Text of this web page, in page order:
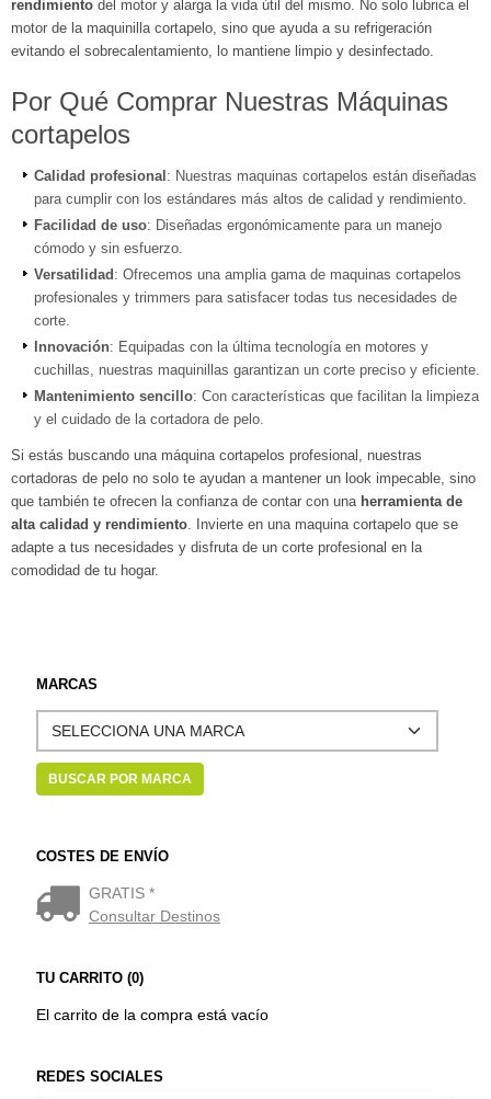
MARCAS
COSTES DE ENVÍO
GRATIS *
Consultar Destinos
TU CARRITO (0)
El carrito de la compra está vacío
REDES SOCIALES
rendimiento del motor y alarga la vida útil del mismo. No solo lubrica el
motor de la maquinilla cortapelo, sino que ayuda a su refrigeración
evitando el sobrecalentamiento, lo mantiene limpio y desinfectado.
Por Qué Comprar Nuestras Máquinas
cortapelos
Calidad profesional : Nuestras maquinas cortapelos están diseñadas
para cumplir con los estándares más altos de calidad y rendimiento.
Facilidad de uso: Diseñadas ergonómicamente para un manejo
cómodo y sin esfuerzo.
Versatilidad : Ofrecemos una amplia gama de maquinas cortapelos
profesionales y trimmers para satisfacer todas tus necesidades de
corte.
Innovación: Equipadas con la última tecnología en motores y
cuchillas, nuestras maquinillas garantizan un corte preciso y eficiente.
Mantenimiento sencillo: Con características que facilitan la limpieza
y el cuidado de la cortadora de pelo.
Si estás buscando una máquina cortapelos profesional, nuestras
cortadoras de pelo no solo te ayudan a mantener un look impecable, sino
que también te ofrecen la confianza de contar con una herramienta de
alta calidad y rendimiento. Invierte en una maquina cortapelo que se
adapte a tus necesidades y disfruta de un corte profesional en la
comodidad de tu hogar.